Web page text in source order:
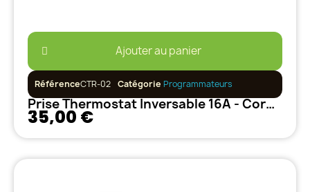
Ajouter au panier
RéférenceCTR-02 Catégorie Programmateurs
Prise Thermostat Inversable 16A - Cornwall Elec
35,00 €